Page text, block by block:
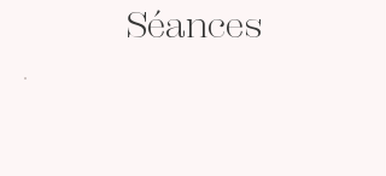
Séances